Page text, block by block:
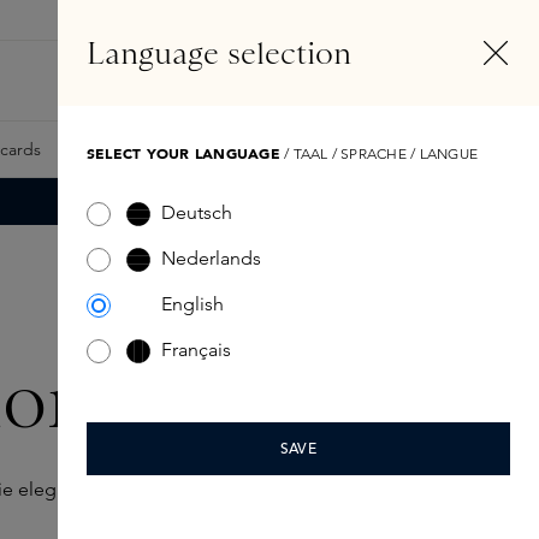
Samples Skins Exclusives Skins Boxen
elegantie en frisheid combineert.
Language selection
SELECT YOUR LANGUAGE / TAAL / SPRACHE / LANGUE
Deutsch
Nederlands
English
Français
SAVE